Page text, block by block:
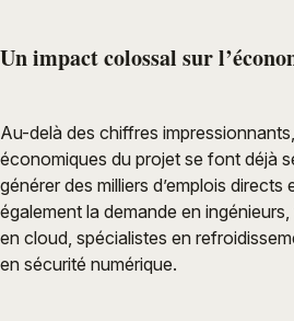
Un impact colossal sur
Au-delà des chiffres
économiques du projet se font déjà
générer des milliers d’emplois
également la demande en
en cloud, spécialistes en
en sécurité numérique.